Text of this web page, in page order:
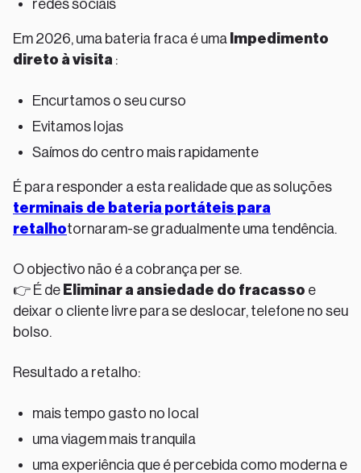
redes sociais
Em 2026, uma bateria fraca é uma Impedimento
direto à visita :
Encurtamos o seu curso
Evitamos lojas
Saímos do centro mais rapidamente
É para responder a esta realidade que as soluções
terminais de bateria portáteis para
retalhotornaram-se gradualmente uma tendência.
O objectivo não é a cobrança per se.
👉 É de Eliminar a ansiedade do fracasso e
deixar o cliente livre para se deslocar, telefone no seu
bolso.
Resultado a retalho:
mais tempo gasto no local
uma viagem mais tranquila
uma experiência que é percebida como moderna e